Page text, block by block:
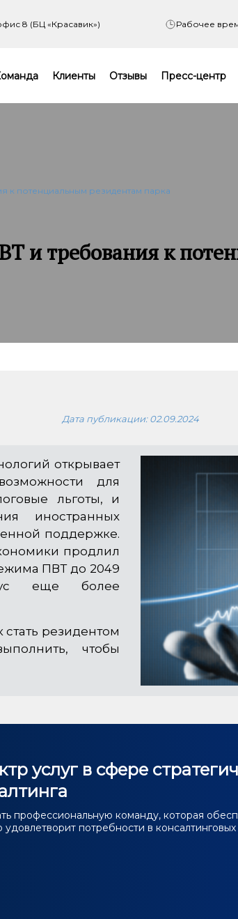
8 (БЦ «Красавик») Рабочее
Клиенты Отзывы Пресс-центр
к потенциальным резидентам парка
и требования к
Дата публикации:02.09.2024
открывает
для
льготы, и
иностранных
поддержке.
продлил
ПВТ до 2049
еще более
резидентом
чтобы
услуг в сфере
профессиональную команду, которая
потребности в консалтинговых